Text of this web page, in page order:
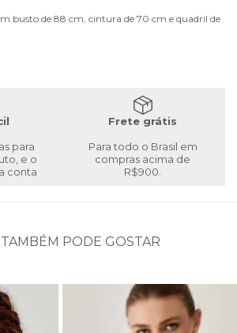
busto de 88 cm, cintura de 70 cm e quadril de
para
e o
conta
Frete grátis
Para todo o Brasil em
compras acima de
R$900.
PODE GOSTAR